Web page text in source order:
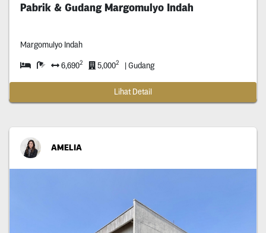
Pabrik & Gudang Margomulyo Indah
Margomulyo Indah
6,6902 5,0002 | Gudang
Lihat Detail
AMELIA